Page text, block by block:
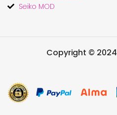
Seiko MOD
Copyright © 2024